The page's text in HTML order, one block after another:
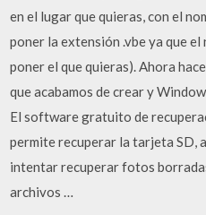
en el lugar que quieras, con el
poner la extensión .vbe ya que
poner el que quieras). Ahora
que acabamos de crear y
El software gratuito de
permite recuperar la tarjeta SD,
intentar recuperar fotos
archivos …